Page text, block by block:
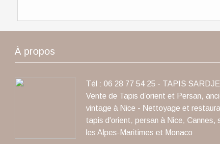
À propos
Tél : 06 28 77 54 25 - TAPIS
Vente de Tapis d’orient et Persan,
vintage à Nice - Nettoyage et
tapis d'orient, persan à Nice, Cannes,
les Alpes-Maritimes et Monaco